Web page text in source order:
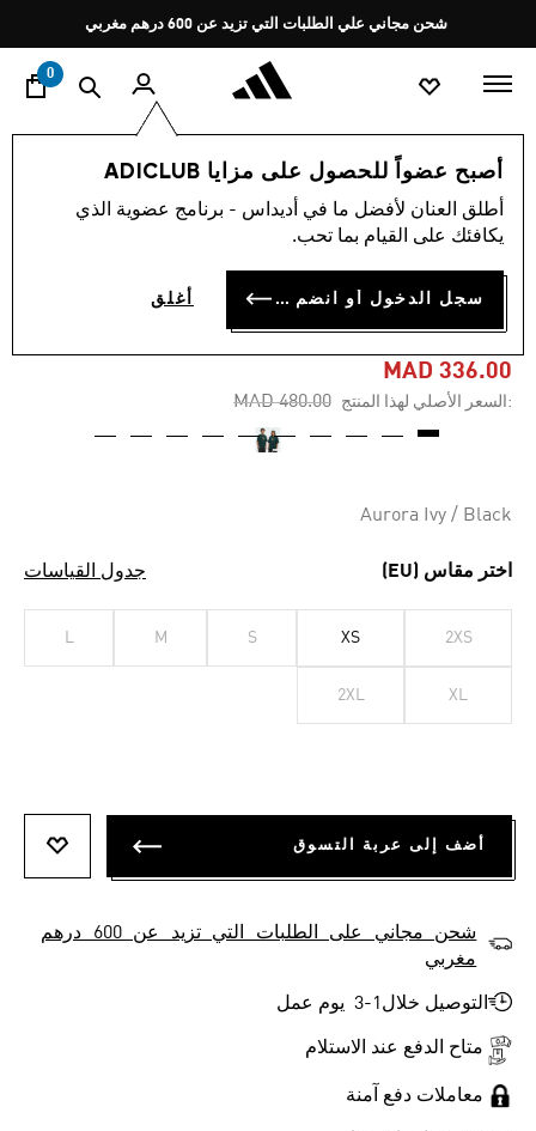
Pause
promotion
rotation
شحن مجاني علي الطلبات التي تزيد عن 600 درهم مغربي
0
أصبح عضواً للحصول على مزايا ADICLUB
أطلق العنان لأفضل ما في أديداس - برنامج عضوية الذي
يكافئك على القيام بما تحب.
سجل الدخول أو انضم الآن أغلق
اسلوب حياة العلامات التجارية أوريجينالز ملابس
-30%
5.0 (4)
تيشيرت SKATEBOARDING X
MARK GONZALES CRUSTY
MAD 336.00
:السعر الأصلي لهذا المنتج Price reduced from
MAD 480.00
to
Aurora Ivy / Black
اختر مقاس (EU) جدول القياسات
2XS
XS
S
M
L
XL
2XL
أضف إلى عربة التسوق
شحن مجاني على الطلبات التي تزيد عن 600 درهم
مغربي
التوصيل خلال1-3 يوم عمل
متاح الدفع عند الاستلام
معاملات دفع آمنة